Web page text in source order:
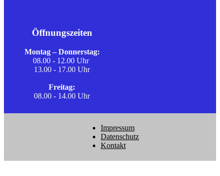
Öffnungszeiten
Montag – Donnerstag:
08.00 - 12.00 Uhr
13.00 - 17.00 Uhr
Freitag:
08.00 - 14.00 Uhr
Impressum
Datenschutz
Kontakt